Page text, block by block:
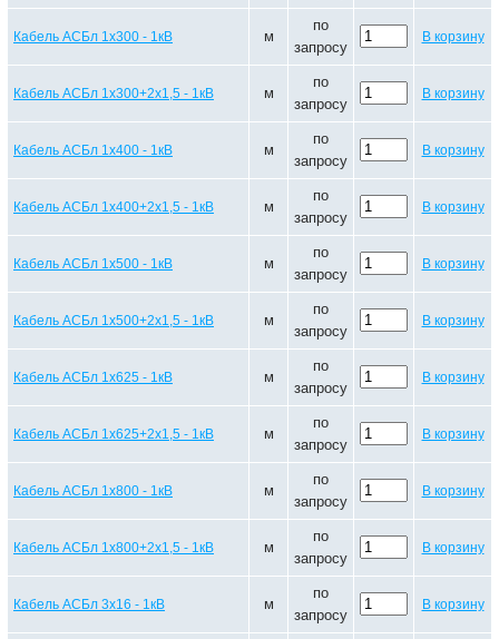
Кабель АСБл 1х300 - 1кВ м
по
запросу
В корзину
Кабель АСБл 1х300+2х1,5 - 1кВ м
по
запросу
В корзину
Кабель АСБл 1х400 - 1кВ м
по
запросу
В корзину
Кабель АСБл 1х400+2х1,5 - 1кВ м
по
запросу
В корзину
Кабель АСБл 1х500 - 1кВ м
по
запросу
В корзину
Кабель АСБл 1х500+2х1,5 - 1кВ м
по
запросу
В корзину
Кабель АСБл 1х625 - 1кВ м
по
запросу
В корзину
Кабель АСБл 1х625+2х1,5 - 1кВ м
по
запросу
В корзину
Кабель АСБл 1х800 - 1кВ м
по
запросу
В корзину
Кабель АСБл 1х800+2х1,5 - 1кВ м
по
запросу
В корзину
Кабель АСБл 3х16 - 1кВ м
по
запросу
В корзину